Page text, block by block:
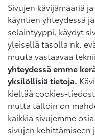
Sivujen kävijämääriä
käyntien yhteydessä
selaintyyppi, käydyt
yleisellä tasolla nk.
muuta vastaavaa
yhteydessä emme
yksilöllisiä tietoja.
kieltää cookies-
mutta tällöin on
kaikkia sivujemme
sivujen kehittämiseen